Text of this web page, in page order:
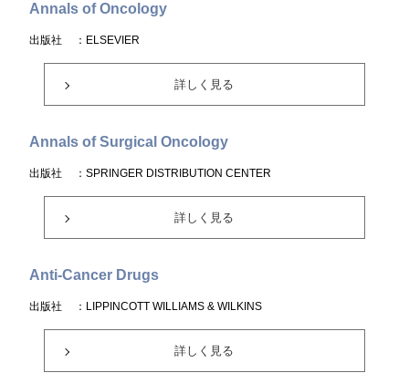
Annals of Oncology
出版社 ：ELSEVIER
詳しく見る
Annals of Surgical Oncology
出版社 ：SPRINGER DISTRIBUTION CENTER
詳しく見る
Anti-Cancer Drugs
出版社 ：LIPPINCOTT WILLIAMS & WILKINS
詳しく見る